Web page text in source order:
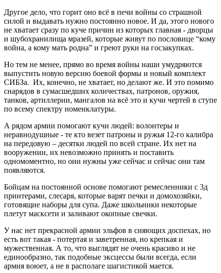
Другое дело, что горит оно всё в печи войны со страшной
силой и выдавать нужно постоянно новое. И да, этого нового
не хватает сразу по куче причин из которых главная - дворцы
и шубохранилища мразей, которые живут по пословице “кому
война, а кому мать родна” и греют руки на госзакупках.
Но тем не менее, прямо во время войны наши умудряются
выпустить новую версию боевой формы и новый комплект
СИБЗа. Их, конечно, не хватает, но делают же. И это помимо
снарядов в сумасшедших количествах, патронов, оружия,
танков, артиллерии, мангалов на всё это и кучи чертей в ступе
по всему спектру номенклатуры.
А рядом армии помогают кучи людей: волонтеры и
неравнодушные - те кто везет патроны и ружья 12-го калибра
на передовую – десятки людей по всей стране. Их нет на
вооружении, их невозможно принять и поставить
одномоментно, но они нужны уже сейчас и сейчас они там
появляются.
Бойцам на постоянной основе помогают ремесленники с 3д
принтерами, слесаря, которые варят печки и домохозяйки,
готовящие наборы для супа. Даже школьники некоторые
плетут масксети и заливают окопные свечки.
У нас нет прекрасной армии эльфов в сияющих доспехах, но
есть вот такая - потертая и заветренная, но крепкая и
мужественная. А то, что выглядят не очень красиво и не
единообразно, так подобные эксцессы были всегда, если
армия воюет, а не в располаге шагистикой мается.